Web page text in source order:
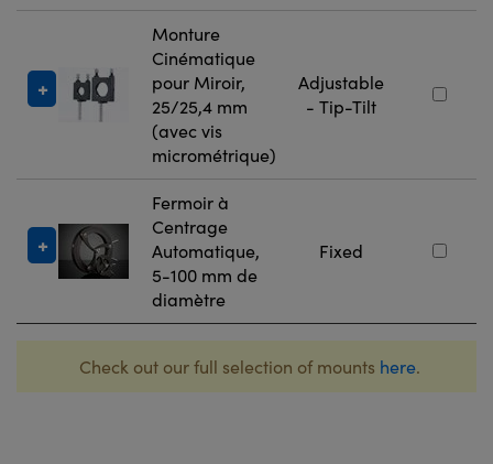
Monture
Cinématique
pour Miroir,
25/25,4 mm
(avec vis
micrométrique)
Adjustable
- Tip-Tilt
Fermoir à
Centrage
Automatique,
5-100 mm de
diamètre
Fixed
Check out our full selection of mounts here.